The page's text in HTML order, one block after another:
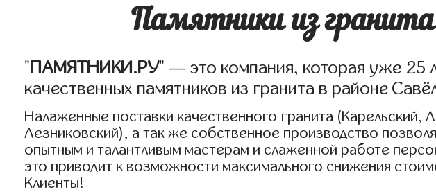
Памятники из гранита
"ПАМЯТНИКИ.РУ" — это компания, которая уже 25
качественных памятников из гранита в районе
Налаженные поставки качественного гранита
Лезниковский), а так же собственное производство
опытным и талантливым мастерам и слаженной работе
это приводит к возможности максимального снижения
Клиенты!